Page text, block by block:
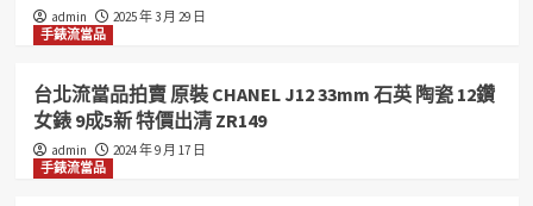
admin
2025 年 3 月 29 日
手錶流當品
台北流當品拍賣 原裝 CHANEL J12 33mm 石英 陶瓷 12鑽
女錶 9成5新 特價出清 ZR149
admin
2024 年 9 月 17 日
手錶流當品